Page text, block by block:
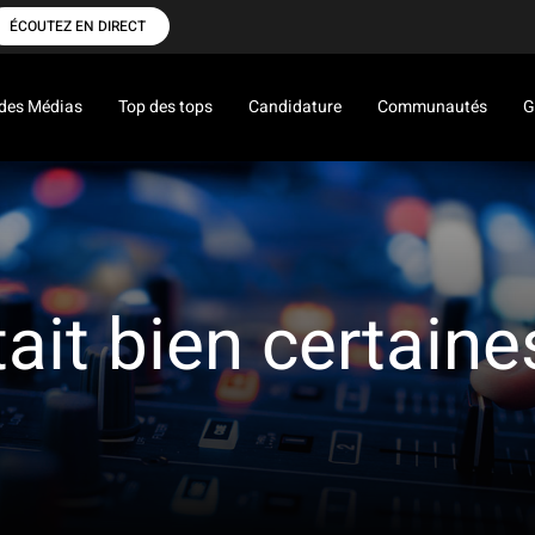
ÉCOUTEZ EN DIRECT
Médias Top des tops Candidature Communautés
bien